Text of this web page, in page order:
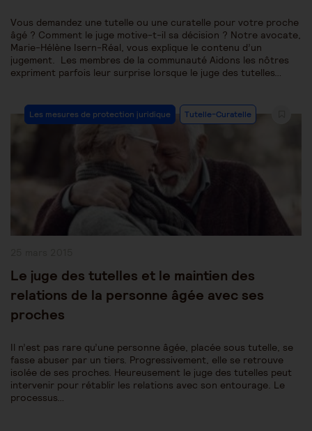
Vous demandez une tutelle ou une curatelle pour votre proche
âgé ? Comment le juge motive-t-il sa décision ? Notre avocate,
Marie-Hélène Isern-Réal, vous explique le contenu d’un
jugement. Les membres de la communauté Aidons les nôtres
expriment parfois leur surprise lorsque le juge des tutelles…
Post
Category:
Les mesures de protection juridique Tutelle-Curatelle
Le juge des tutelles et le maintien des
relations de la personne âgée avec ses
proches
Il n’est pas rare qu’une personne âgée, placée sous tutelle, se
fasse abuser par un tiers. Progressivement, elle se retrouve
isolée de ses proches. Heureusement le juge des tutelles peut
intervenir pour rétablir les relations avec son entourage. Le
processus…